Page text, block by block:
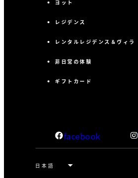
ヨット
レジデンス
レンタルレジデンス＆ヴィラ
非日常の体験
ギフトカード
facebook